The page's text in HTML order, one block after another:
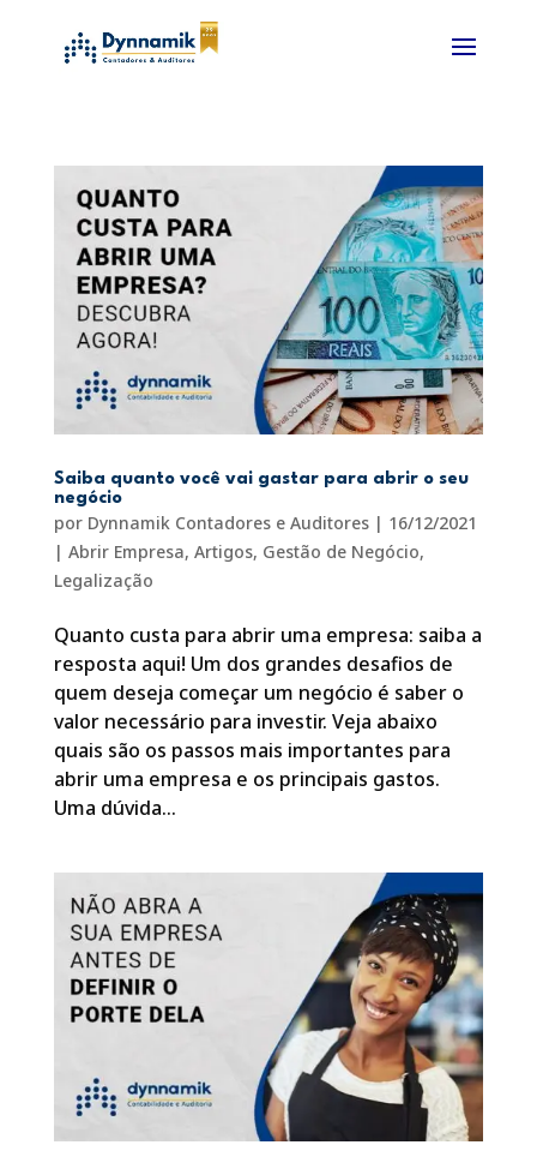
Saiba quanto você vai gastar para abrir o seu
negócio
por Dynnamik Contadores e Auditores| 16/12/2021
| Abrir Empresa, Artigos, Gestão de Negócio,
Legalização
Quanto custa para abrir uma empresa: saiba a
resposta aqui! Um dos grandes desafios de
quem deseja começar um negócio é saber o
valor necessário para investir. Veja abaixo
quais são os passos mais importantes para
abrir uma empresa e os principais gastos.
Uma dúvida...